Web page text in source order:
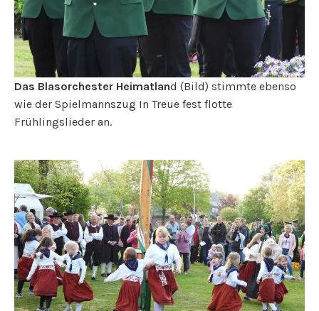
Das Blasorchester Heimatland (Bild) stimmte ebenso
wie der Spielmannszug In Treue fest flotte
Frühlingslieder an.